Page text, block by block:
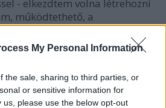
My Personal Information
the sale, sharing to third parties, or
or sensitive information for
please use the below opt-out
- elkezdtem volna létrehozni
működtethető, a
szinten is vállalható
ki. Ténykedésem során
hibát, amely nem
a szakmai aggályoktól,